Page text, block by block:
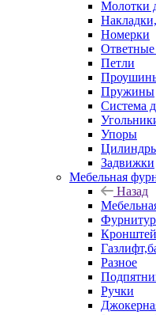
Молотки
Номерки
Петли
Пружины
Система
Упоры
Задвижки
Мебельная
Назад
Разное
Ручки